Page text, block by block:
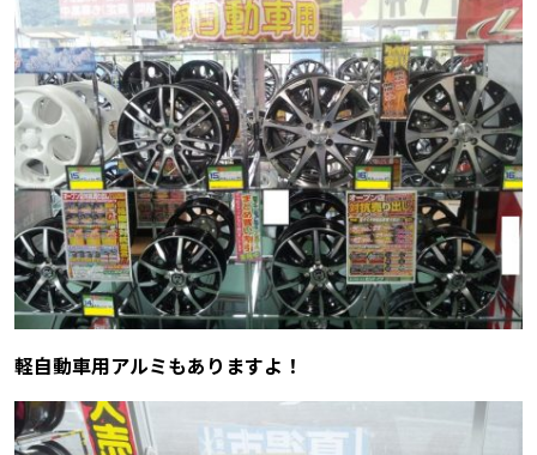
軽自動車用アルミもありますよ！